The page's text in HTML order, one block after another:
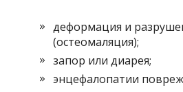
деформация и
(остеомаляция);
запор или диарея;
энцефалопатии